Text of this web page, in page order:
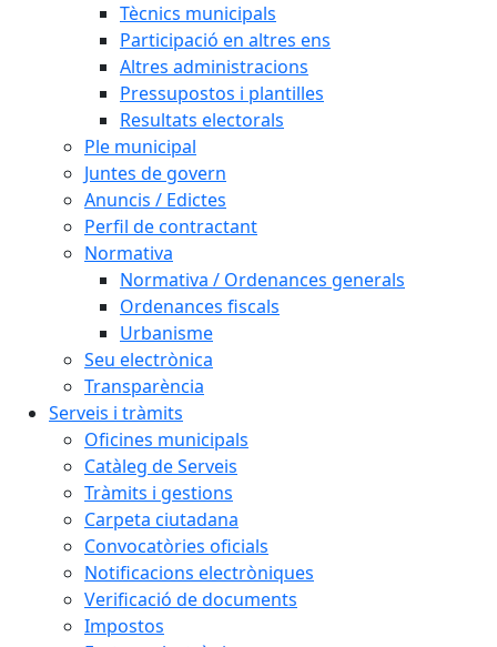
Tècnics municipals
Participació en altres ens
Altres administracions
Pressupostos i plantilles
Resultats electorals
Ple municipal
Juntes de govern
Anuncis / Edictes
Perfil de contractant
Normativa
Normativa / Ordenances generals
Ordenances fiscals
Urbanisme
Seu electrònica
Transparència
Serveis i tràmits
Oficines municipals
Catàleg de Serveis
Tràmits i gestions
Carpeta ciutadana
Convocatòries oficials
Notificacions electròniques
Verificació de documents
Impostos